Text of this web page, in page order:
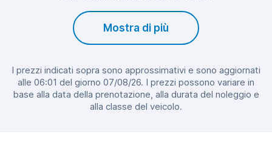
Mostra di più
I prezzi indicati sopra sono approssimativi e sono aggiornati
alle 06:01 del giorno 07/08/26. I prezzi possono variare in
base alla data della prenotazione, alla durata del noleggio e
alla classe del veicolo.